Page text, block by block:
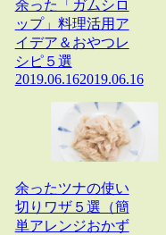
余った「ガムシロ
ップ」料理活用ア
イデア＆おやつレ
シピ５選
2019.06.162019.06.16
余ったツナの使い
切りワザ５選（簡
単アレンジおかず